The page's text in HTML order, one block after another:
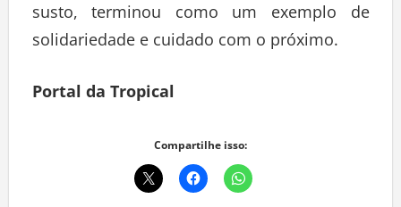
susto, terminou como um exemplo de
solidariedade e cuidado com o próximo.
Portal da Tropical
Compartilhe isso: